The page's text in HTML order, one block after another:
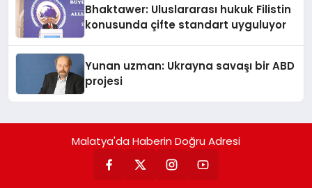
Bhaktawer: Uluslararası hukuk Filistin
konusunda çifte standart uyguluyor
Yunan uzman: Ukrayna savaşı bir ABD
projesi
Malatya'da Haberin Doğru Adresi